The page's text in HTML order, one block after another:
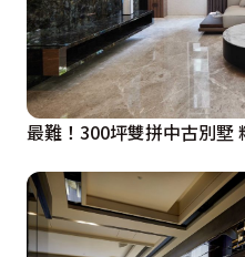
最難！300坪雙拼中古別墅